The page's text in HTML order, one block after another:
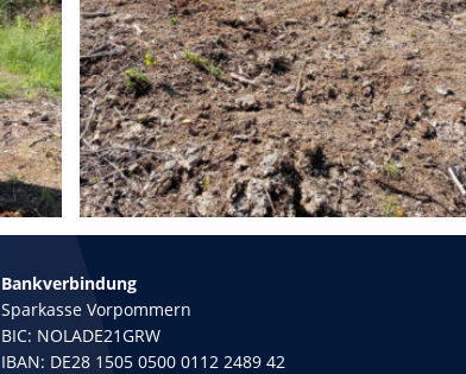
Bankverbindung
Sparkasse Vorpommern
BIC: NOLADE21GRW
IBAN: DE28 1505 0500 0112 2489 42